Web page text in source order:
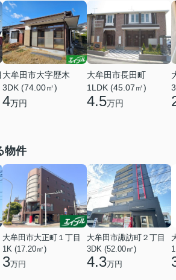
大牟田市大字歴木
3DK (74.00㎡)
4万円
大牟田市長田町
1LDK (45.07㎡)
4.5万円
物件
大牟田市大正町１丁目
1K (17.20㎡)
3万円
大牟田市諏訪町２丁目
3DK (52.00㎡)
4.3万円